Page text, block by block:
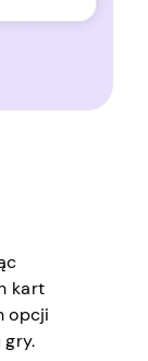
kart
opcji
gry.